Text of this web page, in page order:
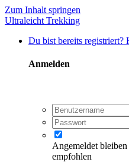
Zum Inhalt springen
Ultraleicht Trekking
Du bist bereits registriert?
Anmelden
Angemeldet bleiben
empfohlen